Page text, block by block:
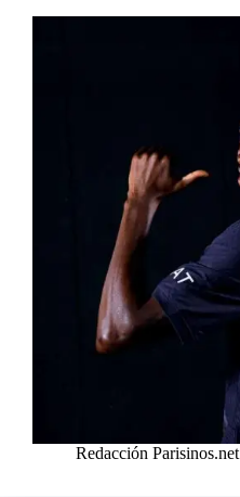
Redacción Parisinos.net